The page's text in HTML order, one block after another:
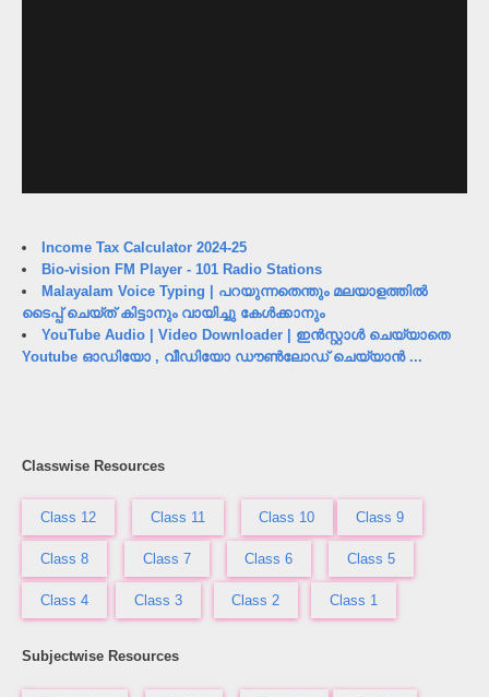
Income Tax Calculator 2024-25
Bio-vision FM Player - 101 Radio Stations
Malayalam Voice Typing | പറയുന്നതെന്തും മലയാളത്തിൽ
ടൈപ്പ് ചെയ്ത് കിട്ടാനും വായിച്ചു കേൾക്കാനും
YouTube Audio | Video Downloader | ഇൻസ്റ്റാൾ ചെയ്യാതെ
Youtube ഓഡിയോ , വീഡിയോ ഡൗൺലോഡ് ചെയ്യാൻ ...
Classwise Resources
Class 12 Class 11 Class 10 Class 9
Class 8 Class 7 Class 6 Class 5
Class 4 Class 3 Class 2 Class 1
Subjectwise Resources